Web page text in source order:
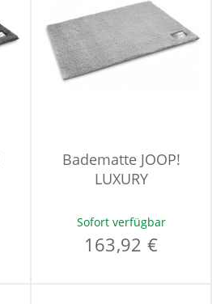
Badematte JOOP!
LUXURY
Sofort verfügbar
163,92 €